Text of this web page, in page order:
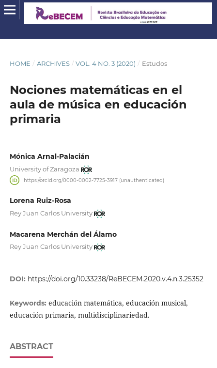
HOME / ARCHIVES / VOL. 4 NO. 3 (2020) / Estudos
Nociones matemáticas en el
aula de música en educación
primaria
Mónica Arnal-Palacián
University of Zaragoza
https://orcid.org/0000-0002-7725-3917 (unauthenticated)
Lorena Ruiz-Rosa
Rey Juan Carlos University
Macarena Merchán del Álamo
Rey Juan Carlos University
DOI: https://doi.org/10.33238/ReBECEM.2020.v.4.n.3.25352
Keywords: educación matemática, educación musical,
educación primaria, multidisciplinariedad.
ABSTRACT